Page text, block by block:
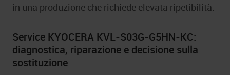
in una produzione che richiede elevata ripetibilità.
Service KYOCERA KVL-S03G-G5HN-KC:
diagnostica, riparazione e decisione sulla
sostituzione